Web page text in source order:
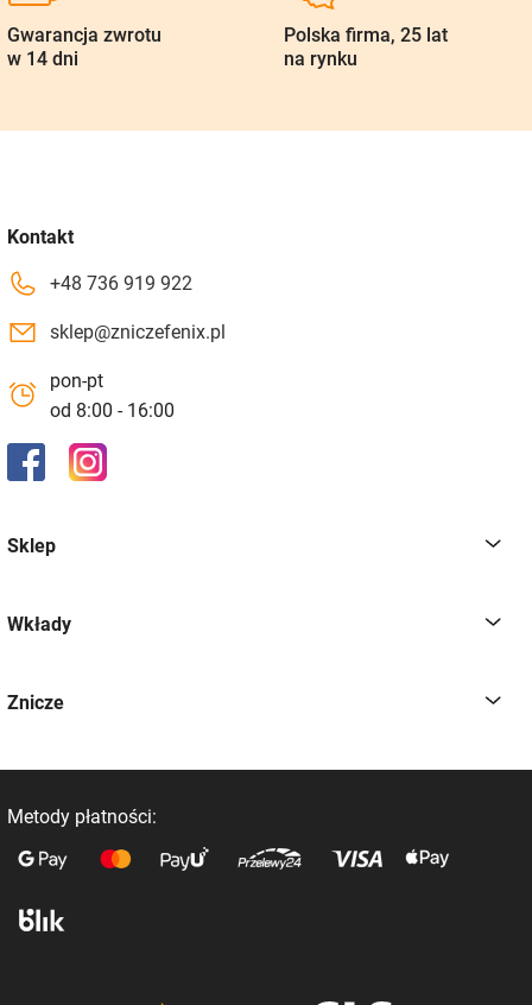
Gwarancja zwrotu
w 14 dni
Polska firma, 25 lat
na rynku
Kontakt
+48 736 919 922
sklep@zniczefenix.pl
pon-pt
od 8:00 - 16:00
Sklep
Wkłady
Znicze
Metody płatności: